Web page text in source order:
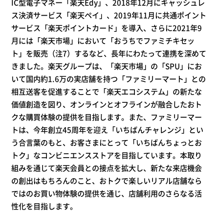
IC型電子マネー「楽天Edy」、2018年12月にキャッシュレ
ス決済サービス「楽天ペイ」、2019年11月に共通ポイント
サービス「楽天ポイントカード」を導入、さらに2021年9
月には「楽天市場」において「おうちでファミチキセッ
ト」を販売（注7）するなど、長年にわたって連携を深めて
きました。楽天グループは、「楽天市場」の「SPU」にお
いて国内約1.6万の実店舗を持つ「ファミリーマート」との
相互送客を促進することで「楽天エコシステム」の新たな
価値創造を図り、オンラインとオフラインが融合したおト
クな購買体験の提供を目指します。また、ファミリーマー
トは、今年創立45周年を迎え「いちばんチャレンジ」とい
う合言葉のもと、お客さまにとって「いちばんちょっとお
トク」なコンビニエンスストアを目指しています。本取り
組みを通じて楽天会員との接点を拡大し、新たな来店機会
の創出はもちろんのこと、おトクで楽しいリアル店舗なら
ではのお買い物体験の提供を通じ、店舗利用のさらなる活
性化を目指します。